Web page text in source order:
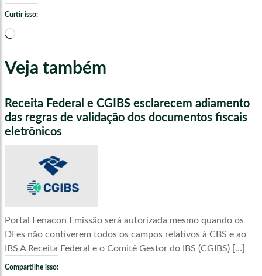
Curtir isso:
Carregando...
Veja também
Receita Federal e CGIBS esclarecem adiamento
das regras de validação dos documentos fiscais
eletrônicos
Portal Fenacon Emissão será autorizada mesmo quando os
DFes não contiverem todos os campos relativos à CBS e ao
IBS A Receita Federal e o Comitê Gestor do IBS (CGIBS) […]
Compartilhe isso: